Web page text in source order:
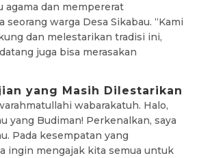
agama dan mempererat
seorang warga Desa Sikabau. “Kami
dan melestarikan tradisi ini,
juga bisa merasakan
yang Masih Dilestarikan
wabarakatuh. Halo,
yang Budiman! Perkenalkan, saya
Pada kesempatan yang
ingin mengajak kita semua untuk